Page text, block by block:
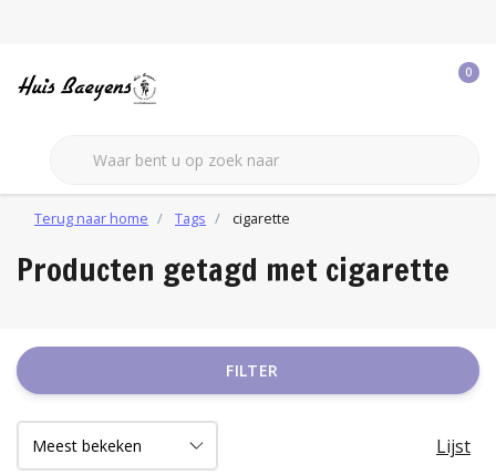
0
Terug naar home Tags cigarette
Producten getagd met cigarette
FILTER
Lijst